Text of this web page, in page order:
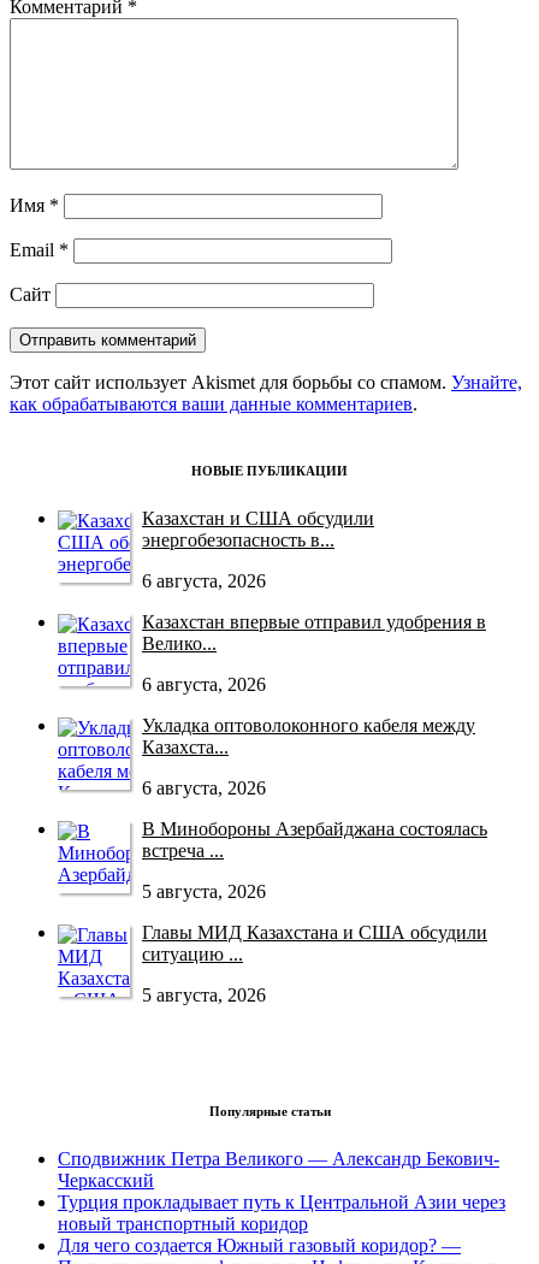
Комментарий *
Имя *
Email *
Сайт
Этот сайт использует Akismet для борьбы со спамом. Узнайте,
как обрабатываются ваши данные комментариев.
НОВЫЕ ПУБЛИКАЦИИ
Казахстан и США обсудили
энергобезопасность в...
6 августа, 2026
Казахстан впервые отправил удобрения в
Велико...
6 августа, 2026
Укладка оптоволоконного кабеля между
Казахста...
6 августа, 2026
В Минобороны Азербайджана состоялась
встреча ...
5 августа, 2026
Главы МИД Казахстана и США обсудили
ситуацию ...
5 августа, 2026
Популярные статьи
Сподвижник Петра Великого — Александр Бекович-
Черкасский
Турция прокладывает путь к Центральной Азии через
новый транспортный коридор
Для чего создается Южный газовый коридор? —